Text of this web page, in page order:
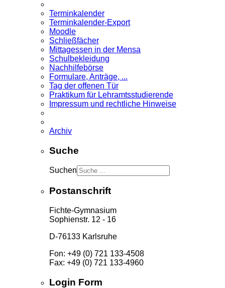
Terminkalender
Terminkalender-Export
Moodle
Schließfächer
Mittagessen in der Mensa
Schulbekleidung
Nachhilfebörse
Formulare, Anträge, ...
Tag der offenen Tür
Praktikum für Lehramts­studierende
Impressum und rechtliche Hinweise
Archiv
Suche
Suchen
Postanschrift
Fichte-Gymnasium
Sophienstr. 12 - 16
D-76133 Karlsruhe
Fon: +49 (0) 721 133-4508
Fax: +49 (0) 721 133-4960
Login Form